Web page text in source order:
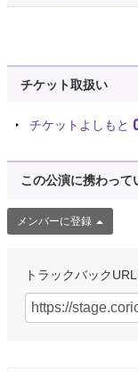
チケット取扱い
チケットよしもと
この公演に携わって
メンバーに登録
トラックバック